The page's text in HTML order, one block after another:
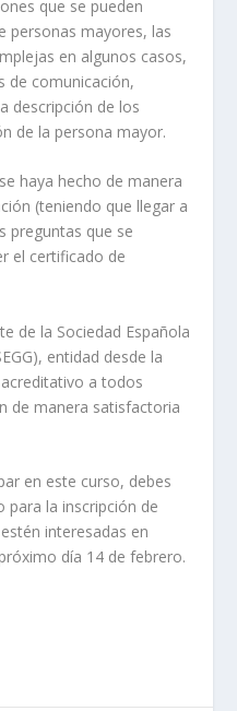
que se pueden
personas mayores, las
en algunos casos,
de comunicación,
descripción de los
de la persona mayor.
haya hecho de manera
(teniendo que llegar a
preguntas que se
el certificado de
de la Sociedad Española
entidad desde la
a todos
de manera satisfactoria
en este curso, debes
para la inscripción de
interesadas en
día 14 de febrero.